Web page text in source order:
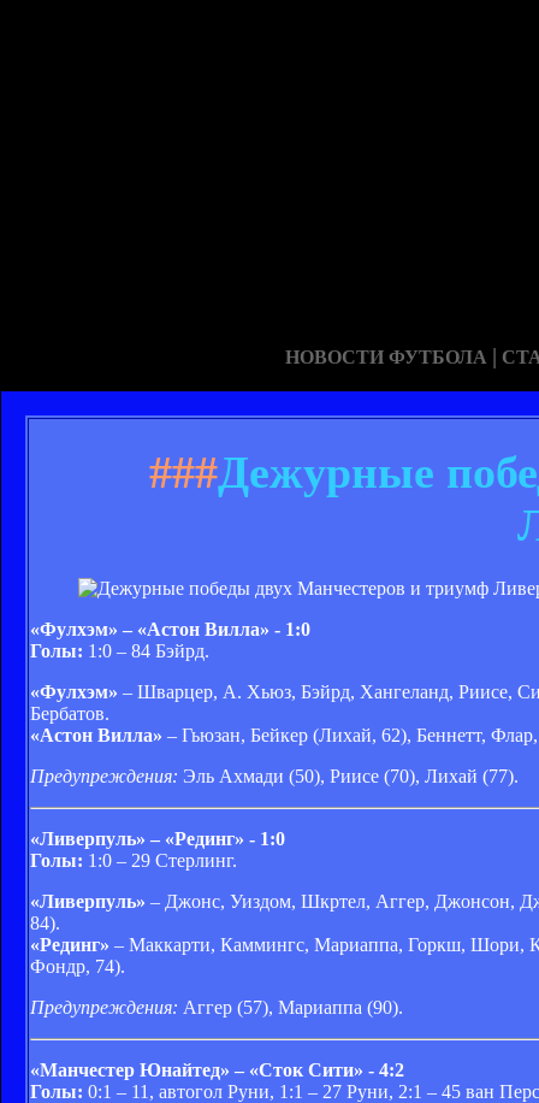
НОВОСТИ ФУТБОЛА |
###Дежурные
«Фулхэм» – «Астон Вилла» - 1:0
Голы: 1:0 – 84 Бэйрд.
«Фулхэм» – Шварцер, А. Хьюз, Бэйрд, Хангеланд, Риисе,
Бербатов.
«Астон Вилла» – Гьюзан, Бейкер (Лихай, 62), Беннетт,
Предупреждения: Эль Ахмади (50), Риисе (70), Лихай (77).
«Ливерпуль» – «Рединг» - 1:0
Голы: 1:0 – 29 Стерлинг.
«Ливерпуль» – Джонс, Уиздом, Шкртел, Аггер, Джонсон,
84).
«Рединг» – Маккарти, Каммингс, Мариаппа, Горкш, Шори,
Фондр, 74).
Предупреждения: Аггер (57), Мариаппа (90).
«Манчестер Юнайтед» – «Сток Сити» - 4:2
Голы: 0:1 – 11, автогол Руни, 1:1 – 27 Руни, 2:1 – 45 ван